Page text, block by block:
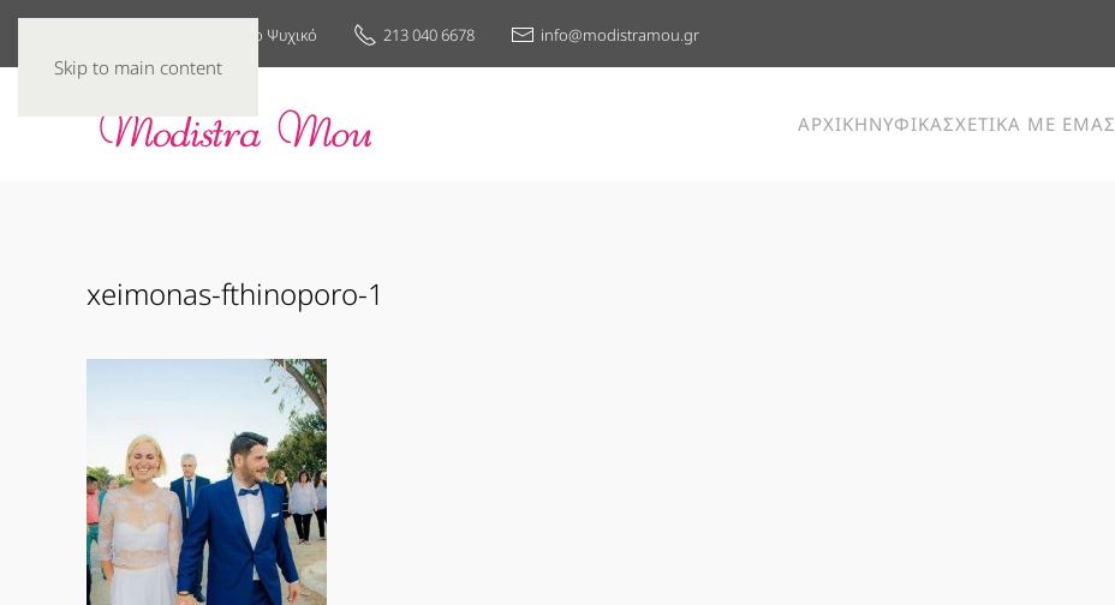
Skip to main content
25ης Μαρτίου 7, Νέο Ψυχικό 213 040 6678 info@modistramou.gr
ΑΡΧΙΚΗΝΥΦΙΚΑΣΧΕΤΙΚΑ ΜΕ ΕΜΑΣ
xeimonas-fthinoporo-1